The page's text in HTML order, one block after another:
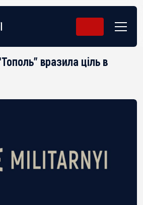
вразила ціль в